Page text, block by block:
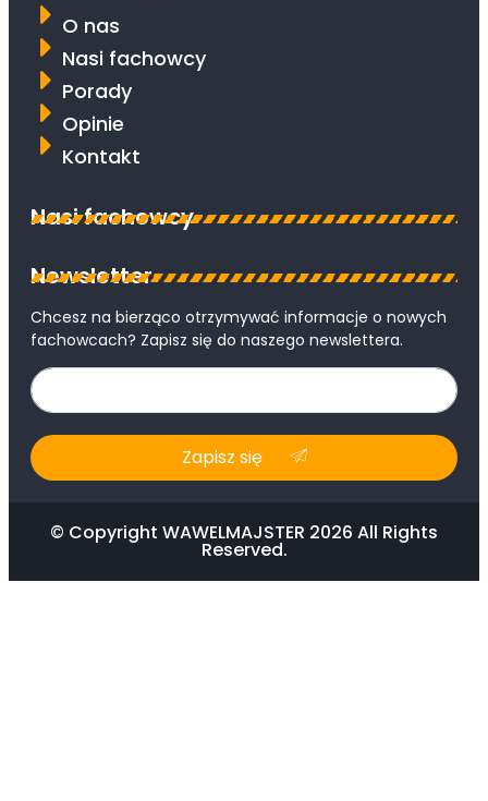
O nas
Nasi fachowcy
Porady
Opinie
Kontakt
Nasi fachowcy
Newsletter
Chcesz na bierząco otrzymywać informacje o nowych
fachowcach? Zapisz się do naszego newslettera.
Zapisz się
© Copyright WAWELMAJSTER 2026 All Rights
Reserved.